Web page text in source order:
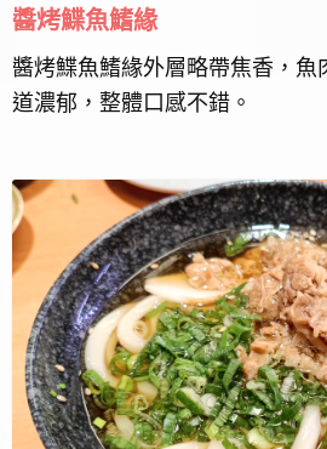
醬烤鰈魚鰭緣
醬烤鰈魚鰭緣外層略帶焦香，魚
道濃郁，整體口感不錯。